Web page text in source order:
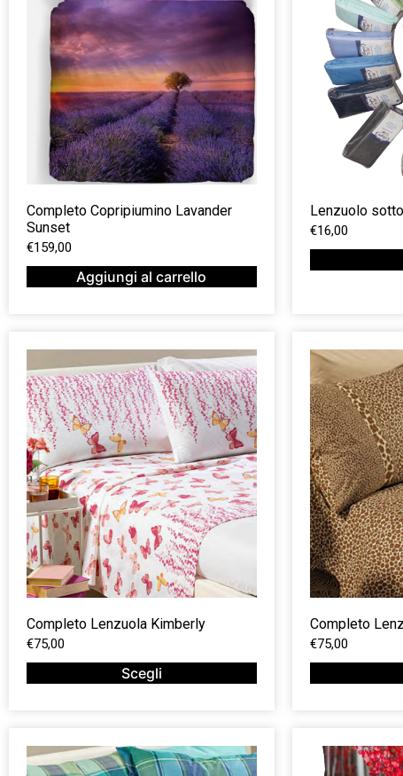
Completo Copripiumino Lavander
Sunset
€159,00
Aggiungi al carrello
Lenzuolo
€16,00
Completo Lenzuola Kimberly
€75,00
Scegli
Completo
€75,00